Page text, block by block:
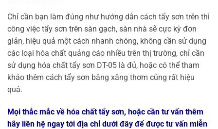
Chỉ cần bạn làm đúng như hướng dẫn cách tẩy sơn trên thì
công việc tẩy sơn trên sàn gạch, sàn nhà sẽ cực kỳ đơn
giản, hiệu quả một cách nhanh chóng, không cần sử dụng
các loại hóa chất quảng cáo nhiều trên thị trường, chỉ cần
sử dụng hóa chất tẩy sơn DT-05 là đủ, hoặc có thể tham
khảo thêm cách tẩy sơn bằng xăng thơm cũng rất hiệu
quả.
Mọi thắc mắc về hóa chất tẩy sơn, hoặc cần tư vấn thêm
hãy liên hệ ngay tới địa chỉ dưới đây để được tư vấn miễn